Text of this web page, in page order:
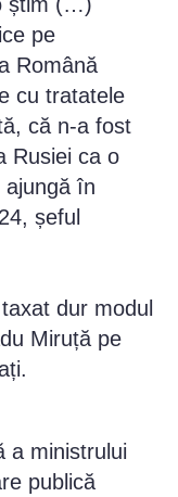
pe
Română
cu tratatele
că n-a fost
Rusiei ca o
ajungă în
șeful
dur modul
Miruță pe
a ministrului
publică